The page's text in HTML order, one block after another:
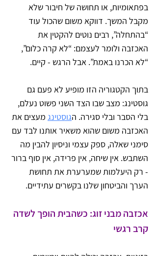
בפתאומיות, או תחושה של חיבור שלא
מקבל המשך. דווקא משום שהכול עוד
“בהתחלה”, רבים נוטים להקטין את
האכזבה ולומר לעצמם: “לא קרה כלום”,
“לא הכרנו באמת”. אבל הרגש - קיים.
בתוך הקטגוריה הזו מופיע לא פעם גם
גוסטינג: מצב שבו הצד השני פשוט נעלם,
בלי הסבר ובלי סגירה. הגוסטינג מעצים את
האכזבה משום שהוא משאיר אותנו לבד עם
סימני שאלה, ספק עצמי וניסיון להבין מה
השתבש. אין שיחה, אין פרידה, אין סוף ברור
- רק היעלמות שמערערת את תחושת
הערך והביטחון שלנו בקשרים עתידיים.
אכזבה מבני זוג: כשהבית הופך לשדה
קרב רגשי